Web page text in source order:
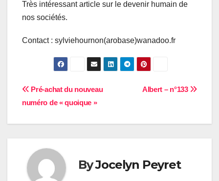
Très intéressant article sur le devenir humain de
nos sociétés.
Contact : sylviehournon(arobase)wanadoo.fr
Navigation
Albert – n°133
Pré-achat du nouveau
numéro de « quoique »
ByJocelyn Peyret